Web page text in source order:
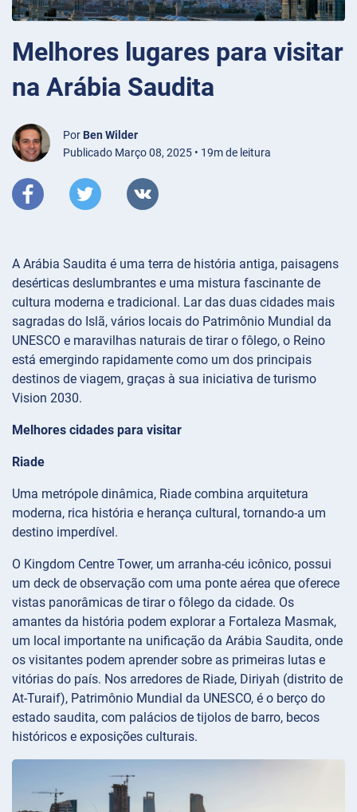
Melhores lugares para visitar
na Arábia Saudita
Por Ben Wilder
Publicado Março 08, 2025 • 19m de leitura
A Arábia Saudita é uma terra de história antiga, paisagens
desérticas deslumbrantes e uma mistura fascinante de
cultura moderna e tradicional. Lar das duas cidades mais
sagradas do Islã, vários locais do Patrimônio Mundial da
UNESCO e maravilhas naturais de tirar o fôlego, o Reino
está emergindo rapidamente como um dos principais
destinos de viagem, graças à sua iniciativa de turismo
Vision 2030.
Melhores cidades para visitar
Riade
Uma metrópole dinâmica, Riade combina arquitetura
moderna, rica história e herança cultural, tornando-a um
destino imperdível.
O Kingdom Centre Tower, um arranha-céu icônico, possui
um deck de observação com uma ponte aérea que oferece
vistas panorâmicas de tirar o fôlego da cidade. Os
amantes da história podem explorar a Fortaleza Masmak,
um local importante na unificação da Arábia Saudita, onde
os visitantes podem aprender sobre as primeiras lutas e
vitórias do país. Nos arredores de Riade, Diriyah (distrito de
At-Turaif), Patrimônio Mundial da UNESCO, é o berço do
estado saudita, com palácios de tijolos de barro, becos
históricos e exposições culturais.